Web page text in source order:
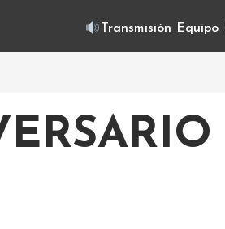
Transmisión